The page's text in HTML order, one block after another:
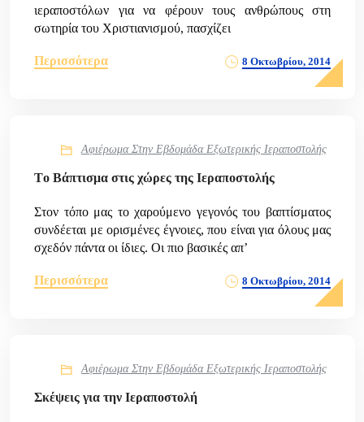
ιεραποστόλων για να φέρουν τους ανθρώπους στη
σωτηρία του Χριστιανισμού, πασχίζει
Περισσότερα 8 Οκτωβρίου, 2014
Αφιέρωμα Στην Εβδομάδα Εξωτερικής Ιεραποστολής
Τo Βάπτισμα στις χώρες της Ιεραποστολής
Στον τόπο μας το χαρούμενο γεγονός του βαπτίσματος
συνδέεται με ορισμένες έγνοιες, που είναι για όλους μας
σχεδόν πάντα οι ίδιες. Οι πιο βασικές απ’
Περισσότερα 8 Οκτωβρίου, 2014
Αφιέρωμα Στην Εβδομάδα Εξωτερικής Ιεραποστολής
Σκέψεις για την Ιεραποστολή